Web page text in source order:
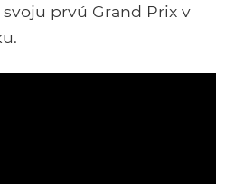
prvú Grand Prix v